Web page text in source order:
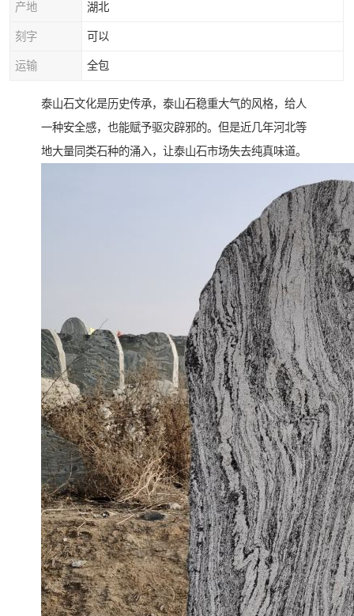
产地 湖北
刻字 可以
运输 全包
泰山石文化是历史传承，泰山石稳重大气的风格，给人
一种安全感，也能赋予驱灾辟邪的。但是近几年河北等
地大量同类石种的涌入，让泰山石市场失去纯真味道。